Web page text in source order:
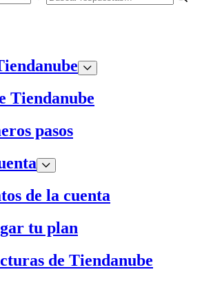
Tiendanube
pasos
de la cuenta
tu plan
de Tiendanube